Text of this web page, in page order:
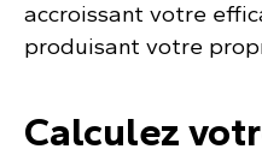
accroissant votre
produisant votre
Calculez